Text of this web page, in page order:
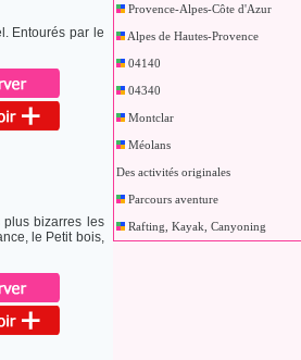
Provence-Alpes-Côte d'Azur
Alpes de Hautes-Provence
04140
04340
Montclar
Méolans
Des activités originales
Parcours aventure
Rafting, Kayak, Canyoning
Entourés par le
plus bizarres les
le Petit bois,